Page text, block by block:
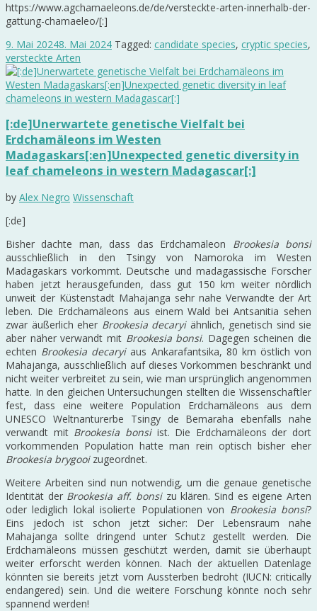
https://www.agchamaeleons.de/de/versteckte-arten-innerhalb-der-
gattung-chamaeleo/[:]
9. Mai 20248. Mai 2024 Tagged: candidate species, cryptic species,
versteckte Arten
[:de]Unerwartete genetische Vielfalt bei
Erdchamäleons im Westen
Madagaskars[:en]Unexpected genetic diversity in
leaf chameleons in western Madagascar[:]
by Alex Negro Wissenschaft
[:de]
Bisher dachte man, dass das Erdchamäleon Brookesia bonsi
ausschließlich in den Tsingy von Namoroka im Westen
Madagaskars vorkommt. Deutsche und madagassische Forscher
haben jetzt herausgefunden, dass gut 150 km weiter nördlich
unweit der Küstenstadt Mahajanga sehr nahe Verwandte der Art
leben. Die Erdchamäleons aus einem Wald bei Antsanitia sehen
zwar äußerlich eher Brookesia decaryiähnlich, genetisch sind sie
aber näher verwandt mit Brookesia bonsi. Dagegen scheinen die
echten Brookesia decaryiaus Ankarafantsika, 80 km östlich von
Mahajanga, ausschließlich auf dieses Vorkommen beschränkt und
nicht weiter verbreitet zu sein, wie man ursprünglich angenommen
hatte. In den gleichen Untersuchungen stellten die Wissenschaftler
fest, dass eine weitere Population Erdchamäleons aus dem
UNESCO Weltnanturerbe Tsingy de Bemaraha ebenfalls nahe
verwandt mit Brookesia bonsiist. Die Erdchamäleons der dort
vorkommenden Population hatte man rein optisch bisher eher
Brookesia brygooizugeordnet.
Weitere Arbeiten sind nun notwendig, um die genaue genetische
Identität der Brookesia aff. bonsizu klären. Sind es eigene Arten
oder lediglich lokal isolierte Populationen von Brookesia bonsi?
Eins jedoch ist schon jetzt sicher: Der Lebensraum nahe
Mahajanga sollte dringend unter Schutz gestellt werden. Die
Erdchamäleons müssen geschützt werden, damit sie überhaupt
weiter erforscht werden können. Nach der aktuellen Datenlage
könnten sie bereits jetzt vom Aussterben bedroht (IUCN: critically
endangered) sein. Und die weitere Forschung könnte noch sehr
spannend werden!